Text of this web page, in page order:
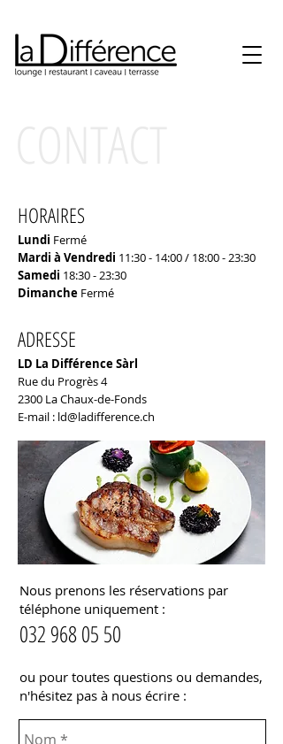
HORAIRES
Lundi Fermé
Mardi à Vendredi 11:30 - 14:00 / 18:00 - 23:30
Samedi 18:30 - 23:30
​Dimanche Fermé
ADRESSE
LD La Différence Sàrl
Rue du Progrès 4
2300 La Chaux-de-Fonds
E-mail : ld@ladifference.ch
Nous prenons les réservations par
téléphone uniquement :
032 968 05 50
ou pour toutes questions ou demandes,
n'hésitez pas à nous écrire :